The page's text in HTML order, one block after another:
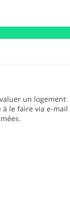
un logement
le faire via e-mail